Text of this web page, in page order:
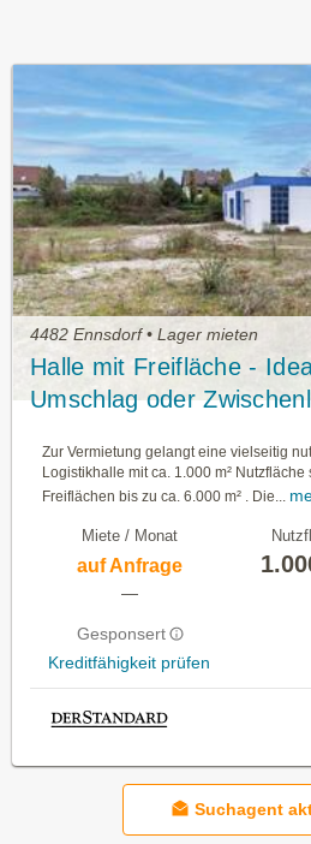
4482 Ennsdorf • Lager mieten
Halle mit Freifläche -
Umschlag oder
Zur Vermietung gelangt eine vielseitig
Logistikhalle mit ca. 1.000 m²
Freiflächen bis zu ca. 6.000 m² . Die...
Miete / Monat
auf Anfrage
—
Gesponsert
Kreditfähigkeit prüfen
Suchagent